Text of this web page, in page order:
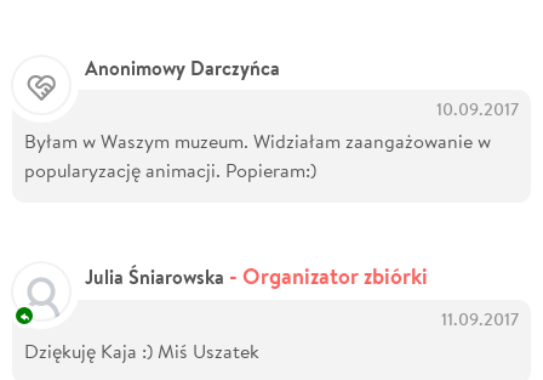
Anonimowy Darczyńca
10.09.2017
Byłam w Waszym muzeum. Widziałam zaangażowanie w
popularyzację animacji. Popieram:)
Julia Śniarowska - Organizator zbiórki
11.09.2017
Dziękuję Kaja :) Miś Uszatek